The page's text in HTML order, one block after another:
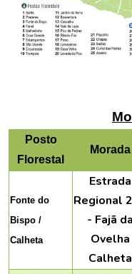
Posto
Florestal
Morada
Fonte do
Bispo /
Calheta
Estrada
Regional
- Fajã da
Ovelha
Calheta